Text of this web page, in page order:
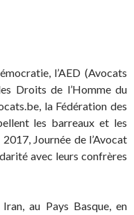
l’AED (Avocats
Droits de l’Homme du
la Fédération des
les barreaux et les
Journée de l’Avocat
avec leurs confrères
au Pays Basque, en